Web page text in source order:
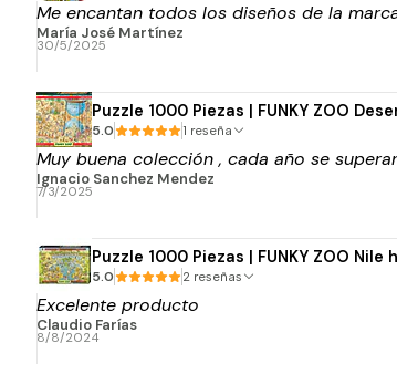
Me encantan todos los diseños de la
María José Martínez
30/5/2025
Puzzle 1000 Piezas | FUNKY ZOO
5.0 1 reseña
Muy buena colección , cada año se
Ignacio Sanchez Mendez
7/3/2025
Puzzle 1000 Piezas | FUNKY ZOO Nile
5.0 2 reseñas
Excelente producto
Claudio Farías
8/8/2024